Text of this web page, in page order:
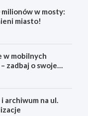
w mosty:
miasto!
w mobilnych
zadbaj o swoje
archiwum na ul.